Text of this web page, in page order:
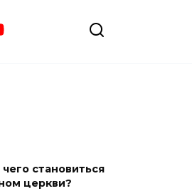
становиться
церкви?